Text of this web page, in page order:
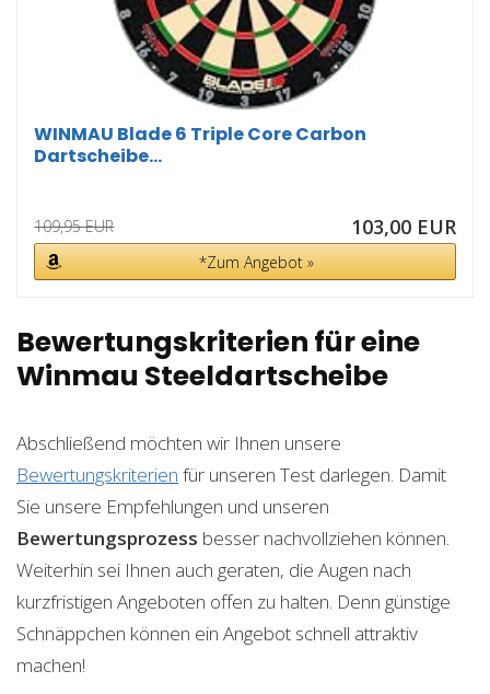
WINMAU Blade 6 Triple Core Carbon
Dartscheibe...
109,95 EUR 103,00 EUR
*Zum Angebot »
Bewertungskriterien für eine
Winmau Steeldartscheibe
Abschließend möchten wir Ihnen unsere
Bewertungskriterien für unseren Test darlegen. Damit
Sie unsere Empfehlungen und unseren
Bewertungsprozess besser nachvollziehen können.
Weiterhin sei Ihnen auch geraten, die Augen nach
kurzfristigen Angeboten offen zu halten. Denn günstige
Schnäppchen können ein Angebot schnell attraktiv
machen!